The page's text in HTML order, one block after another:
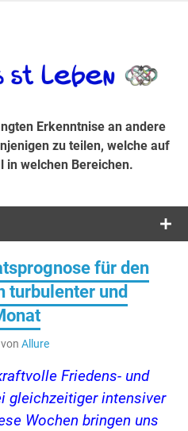
in welchen Bereichen.
Erkenntnise an andere
zu teilen, welche auf
in welchen Bereichen.
für den
turbulenter und
von Allure
Friedens- und
gleichzeitiger intensiver
Wochen bringen uns